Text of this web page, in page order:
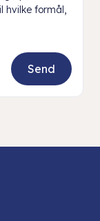
hvilke formål,